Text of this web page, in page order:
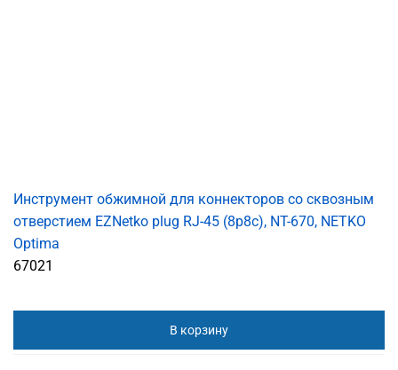
Инструмент обжимной для коннекторов со сквозным
отверстием EZNetko plug RJ-45 (8p8c), NT-670, NETKO
Optima
67021
В корзину